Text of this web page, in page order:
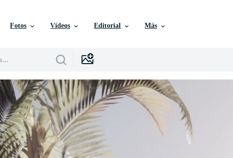
Fotos Vídeos Editorial Más